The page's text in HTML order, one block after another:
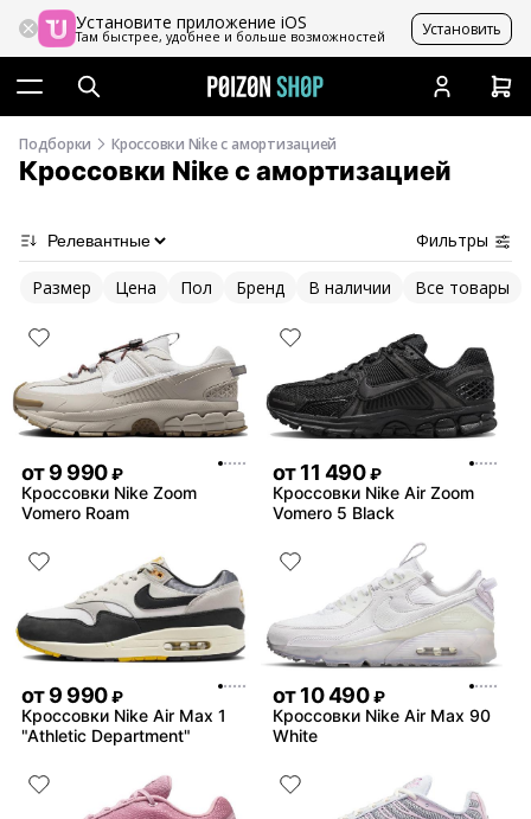
Установите приложение iOS
Там быстрее, удобнее и больше возможностей Установить
Подборки Кроссовки Nike с амортизацией
Кроссовки Nike с амортизацией
Фильтры
Размер Цена Пол Бренд В наличии Все товары
от9 990 ₽
Кроссовки Nike Zoom
Vomero Roam
от11 490 ₽
Кроссовки Nike Air Zoom
Vomero 5 Black
от9 990 ₽
Кроссовки Nike Air Max 1
"Athletic Department"
от10 490 ₽
Кроссовки Nike Air Max 90
White